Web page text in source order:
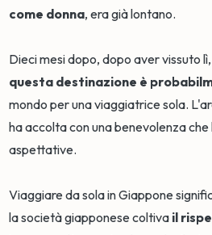
come donna, era già lontano.
Dieci mesi dopo, dopo aver vissuto
questa destinazione è
mondo per una viaggiatrice sola.
ha accolta con una benevolenza
aspettative.
Viaggiare da sola in Giappone
la società giapponese coltiva il